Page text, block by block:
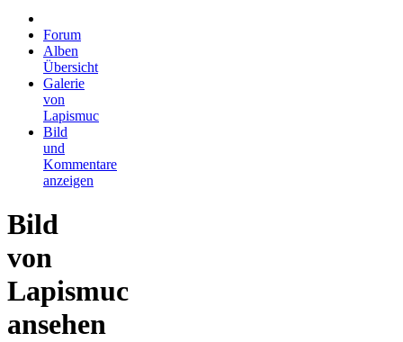
Forum
Alben
Übersicht
Galerie
von
Lapismuc
Bild
und
Kommentare
anzeigen
Bild
von
Lapismuc
ansehen